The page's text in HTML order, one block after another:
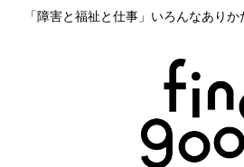
「障害と福祉と仕事」いろんなあり